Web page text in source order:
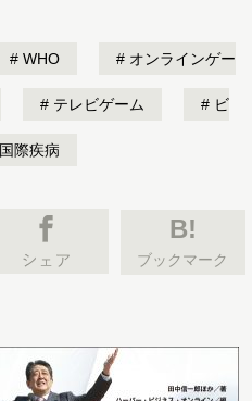
WHO オンラインゲー
テレビゲーム ビ
国際疾病
B!
ブックマーク